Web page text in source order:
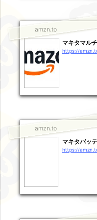
amzn.to
マキタマル
https://
amzn.to
マキタバッ
https://